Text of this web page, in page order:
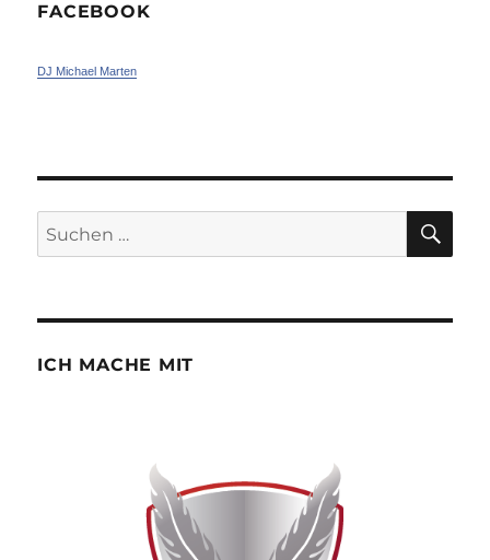
FACEBOOK
DJ Michael Marten
Suchen
nach:
ICH MACHE MIT